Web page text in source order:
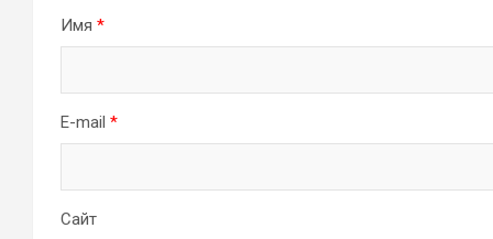
Имя *
E-mail *
Сайт